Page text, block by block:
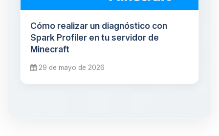
Cómo realizar un diagnóstico con
Spark Profiler en tu servidor de
Minecraft
29 de mayo de 2026